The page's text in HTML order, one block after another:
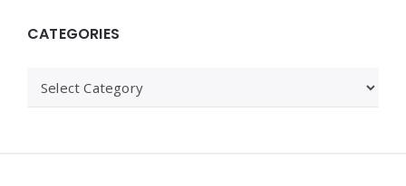
CATEGORIES